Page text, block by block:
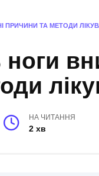
ТА МЕТОДИ
НА ЧИТАННЯ
2 хв